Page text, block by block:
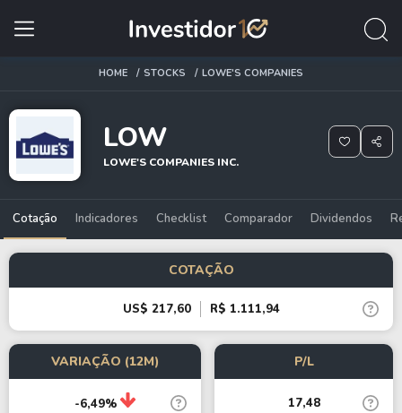
HOME STOCKS LOWE'S COMPANIES
LOW
LOWE'S COMPANIES INC.
Cotação Indicadores Checklist Comparador Dividendos
COTAÇÃO
US$ 217,60 R$ 1.111,94
VARIAÇÃO (12M)
-6,49%
P/L
17,48